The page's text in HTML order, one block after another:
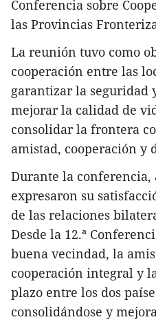
Conferencia sobre
las Provincias
La reunión tuvo como
cooperación entre las
garantizar la seguridad
mejorar la calidad de
consolidar la frontera
amistad, cooperación y
Durante la conferencia,
expresaron su
de las relaciones
Desde la 12.ª
buena vecindad, la
cooperación integral y
plazo entre los dos
consolidándose y